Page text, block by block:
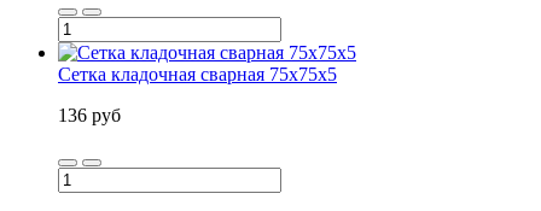
Сетка кладочная сварная 75х75х5
136 руб